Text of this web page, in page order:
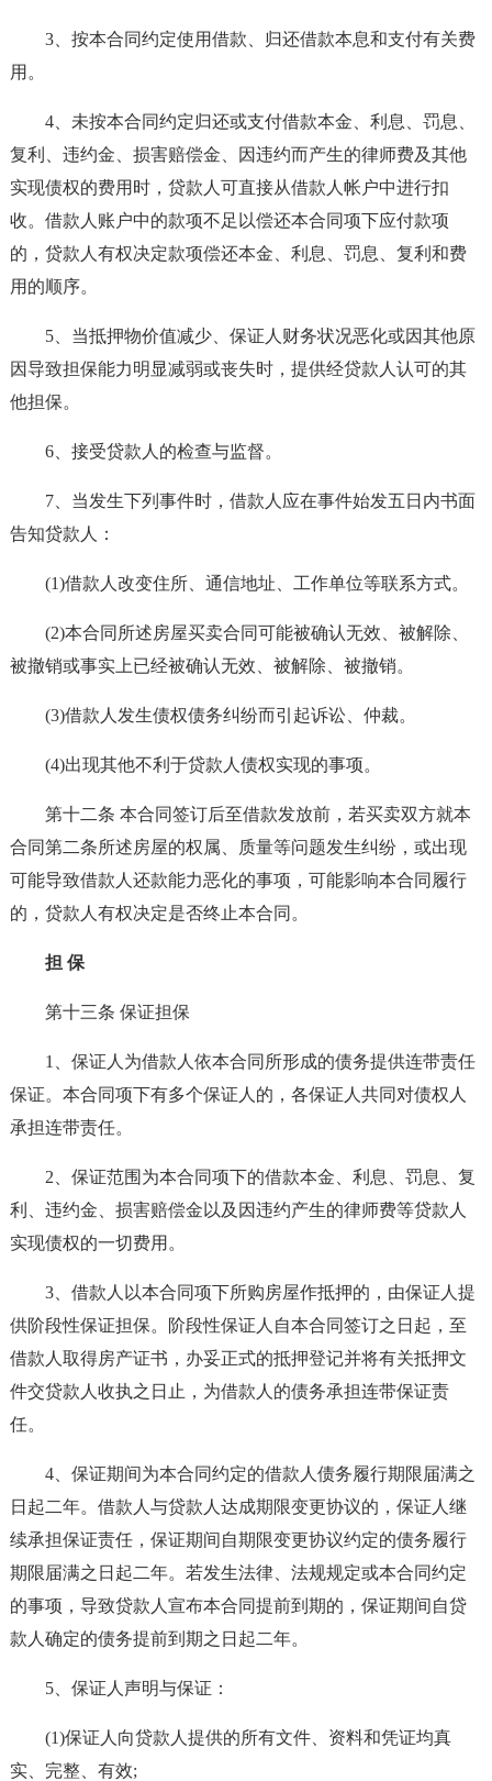
3、按本合同约定使用借款、归还借款本息和支付有关费
用。
4、未按本合同约定归还或支付借款本金、利息、罚息、
复利、违约金、损害赔偿金、因违约而产生的律师费及其他
实现债权的费用时，贷款人可直接从借款人帐户中进行扣
收。借款人账户中的款项不足以偿还本合同项下应付款项
的，贷款人有权决定款项偿还本金、利息、罚息、复利和费
用的顺序。
5、当抵押物价值减少、保证人财务状况恶化或因其他原
因导致担保能力明显减弱或丧失时，提供经贷款人认可的其
他担保。
6、接受贷款人的检查与监督。
7、当发生下列事件时，借款人应在事件始发五日内书面
告知贷款人：
(1)借款人改变住所、通信地址、工作单位等联系方式。
(2)本合同所述房屋买卖合同可能被确认无效、被解除、
被撤销或事实上已经被确认无效、被解除、被撤销。
(3)借款人发生债权债务纠纷而引起诉讼、仲裁。
(4)出现其他不利于贷款人债权实现的事项。
第十二条 本合同签订后至借款发放前，若买卖双方就本
合同第二条所述房屋的权属、质量等问题发生纠纷，或出现
可能导致借款人还款能力恶化的事项，可能影响本合同履行
的，贷款人有权决定是否终止本合同。
担 保
第十三条 保证担保
1、保证人为借款人依本合同所形成的债务提供连带责任
保证。本合同项下有多个保证人的，各保证人共同对债权人
承担连带责任。
2、保证范围为本合同项下的借款本金、利息、罚息、复
利、违约金、损害赔偿金以及因违约产生的律师费等贷款人
实现债权的一切费用。
3、借款人以本合同项下所购房屋作抵押的，由保证人提
供阶段性保证担保。阶段性保证人自本合同签订之日起，至
借款人取得房产证书，办妥正式的抵押登记并将有关抵押文
件交贷款人收执之日止，为借款人的债务承担连带保证责
任。
4、保证期间为本合同约定的借款人债务履行期限届满之
日起二年。借款人与贷款人达成期限变更协议的，保证人继
续承担保证责任，保证期间自期限变更协议约定的债务履行
期限届满之日起二年。若发生法律、法规规定或本合同约定
的事项，导致贷款人宣布本合同提前到期的，保证期间自贷
款人确定的债务提前到期之日起二年。
5、保证人声明与保证：
(1)保证人向贷款人提供的所有文件、资料和凭证均真
实、完整、有效;